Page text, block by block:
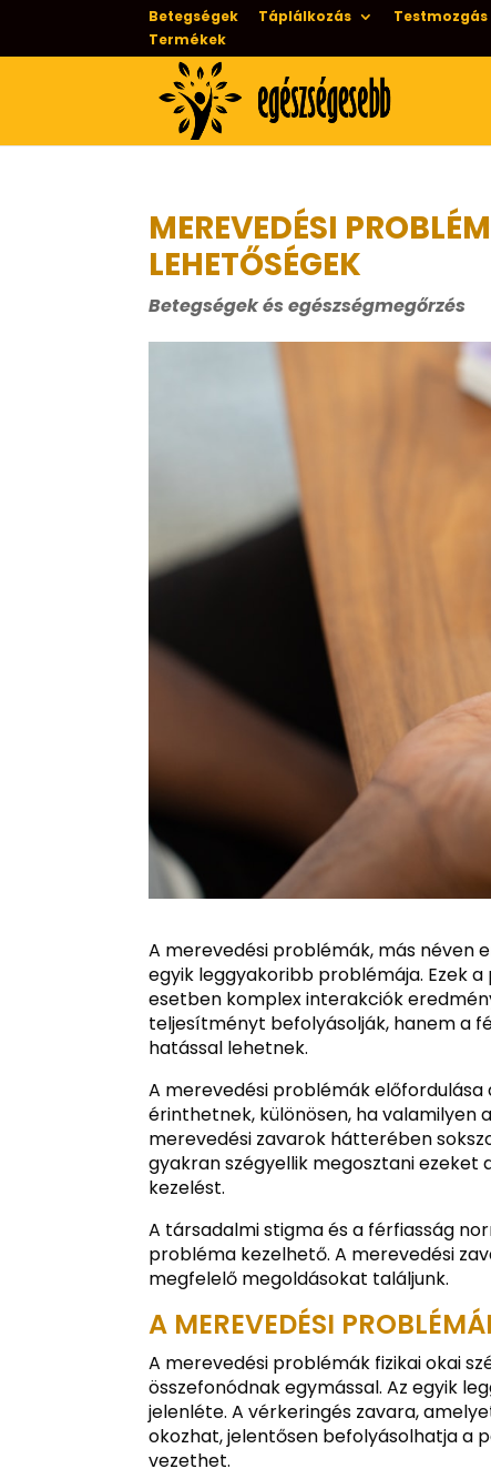
Betegségek Táplálkozás Testmozgás
Termékek
MEREVEDÉSI
LEHETŐSÉGEK
Betegségek és egészségmegőrzés
A merevedési problémák, más néven
egyik leggyakoribb problémája. Ezek
esetben komplex interakciók
teljesítményt befolyásolják, hanem a
hatással lehetnek.
A merevedési problémák
érinthetnek, különösen, ha valamilyen
merevedési zavarok hátterében
gyakran szégyellik megosztani
kezelést.
A társadalmi stigma és a férfiasság
probléma kezelhető. A merevedési
megfelelő megoldásokat találjunk.
A MEREVEDÉSI
A merevedési problémák fizikai okai
összefonódnak egymással. Az egyik
jelenléte. A vérkeringés zavara,
okozhat, jelentősen befolyásolhatja a
vezethet.